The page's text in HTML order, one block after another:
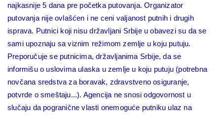
najkasnije 5 dana pre početka putovanja. Organizator
putovanja nije ovlašćen i ne ceni valjanost putnih i drugih
isprava. Putnici koji nisu državljani Srbije u obavezi su da se
sami upoznaju sa viznim režimom zemlje u koju putuju.
Preporučuje se putnicima, državljanima Srbije, da se
informišu o uslovima ulaska u zemlje u koju putuju (potrebna
novčana sredstva za boravak, zdravstveno osiguranje,
potvrde o smeštaju...). Agencija ne snosi odgovornost u
slučaju da pogranične vlasti onemoguće putniku ulaz na